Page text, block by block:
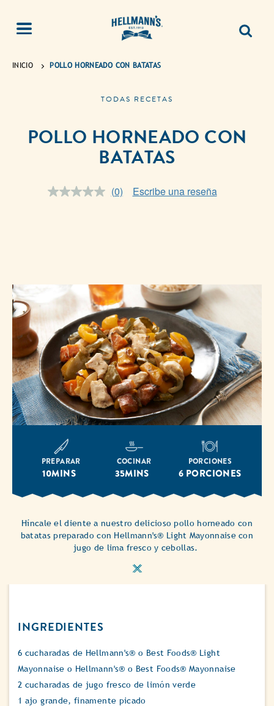
INICIO POLLO HORNEADO CON BATATAS
TODAS RECETAS
POLLO HORNEADO CON
BATATAS
Sin
(0) Escribe una reseña
PREPARAR
10MINS
COCINAR
35MINS
PORCIONES
6 PORCIONES
Híncale el diente a nuestro delicioso pollo horneado con
batatas preparado con Hellmann's® Light Mayonnaise con
jugo de lima fresco y cebollas.
INGREDIENTES
6 cucharadas de Hellmann's® o Best Foods® Light
Mayonnaise o Hellmann's® o Best Foods® Mayonnaise
2 cucharadas de jugo fresco de limón verde
1 ajo grande, finamente picado